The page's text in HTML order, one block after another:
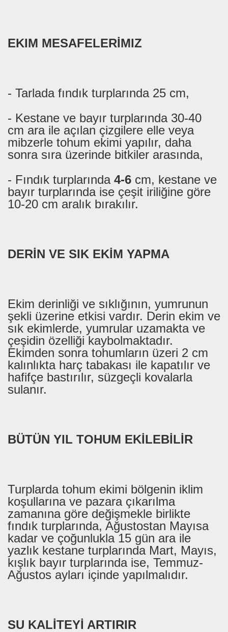
EKIM MESAFELERİMIZ
- Tarlada fındık turplarında 25 cm,
- Kestane ve bayır turplarında 30-40
cm ara ile açılan çizgilere elle veya
mibzerle tohum ekimi yapılır, daha
sonra sıra üzerinde bitkiler arasında,
- Fındık turplarında 4-6 cm, kestane ve
bayır turplarında ise çeşit iriliğine göre
10-20 cm aralık bırakılır.
DERİN VE SIK EKİM YAPMA
Ekim derinliği ve sıklığının, yumrunun
şekli üzerine etkisi vardır. Derin ekim ve
sık ekimlerde, yumrular uzamakta ve
çeşidin özelliği kaybolmaktadır.
Ekimden sonra tohumların üzeri 2 cm
kalınlıkta harç tabakası ile kapatılır ve
hafifçe bastırılır, süzgeçli kovalarla
sulanır.
BÜTÜN YIL TOHUM EKİLEBİLİR
Turplarda tohum ekimi bölgenin iklim
koşullarına ve pazara çıkarılma
zamanına göre değişmekle birlikte
fındık turplarında, Ağustostan Mayısa
kadar ve çoğunlukla 15 gün ara ile
yazlık kestane turplarında Mart, Mayıs,
kışlık bayır turplarında ise, Temmuz-
Ağustos ayları içinde yapılmalıdır.
SU KALİTEYİ ARTIRIR